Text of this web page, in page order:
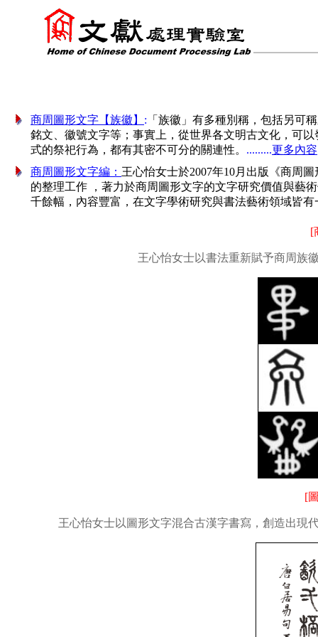
商周圖形文字【族徽】 : 「族徽」有多種別稱，包括另可
銘文、徽號文字等；事實上，從世界各文明古文化，可
式的祭祀行為，都有其密不可分的關連性。 .........更多內容
商周圖形文字編： 王心怡女士於2007年10月出版
《商周
的整理工作 ，著力於商周圖形文字的文字研究價值與藝
千餘幅，內容豐富，在文字學術研究與書法藝術領域皆
[
王心怡女士以書法重新賦予商周族
[
王心怡女士以圖形文字混合古漢字書寫，創造出現